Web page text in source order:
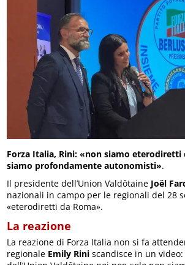
Forza Italia, Rini: «non siamo eterodiretti
siamo profondamente autonomisti».
Il presidente dell’Union Valdôtaine Joël
nazionali in campo per le regionali del 28
«eterodiretti da Roma».
La reazione
La reazione di Forza Italia non si fa
regionale Emily Rini scandisce in un video: